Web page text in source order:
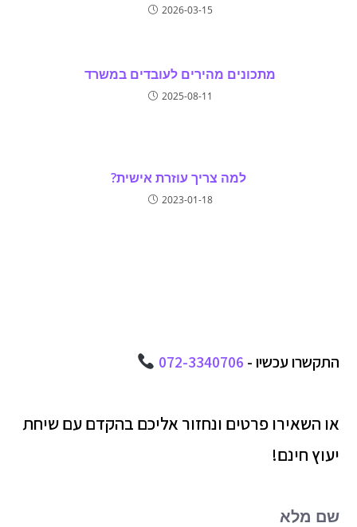
2026-03-15
מתכונים מהירים לעובדים במשרד
2025-08-11
למה צריך עוזרת אישית?
2023-01-18
התקשרו עכשיו - 072-3340706
או השאירו פרטים ונחזור אליכם בהקדם עם שיחת
יעוץ חינם!
שם מלא